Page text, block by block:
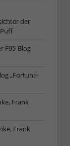
der
F95-Blog
„Fortuna-
Frank
Frank